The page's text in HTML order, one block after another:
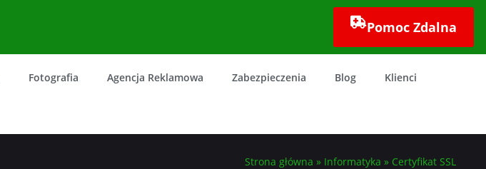
Pomoc Zdalna
Fotografia Agencja Reklamowa Zabezpieczenia Blog Klienci
Strona główna » Informatyka » Certyfikat SSL